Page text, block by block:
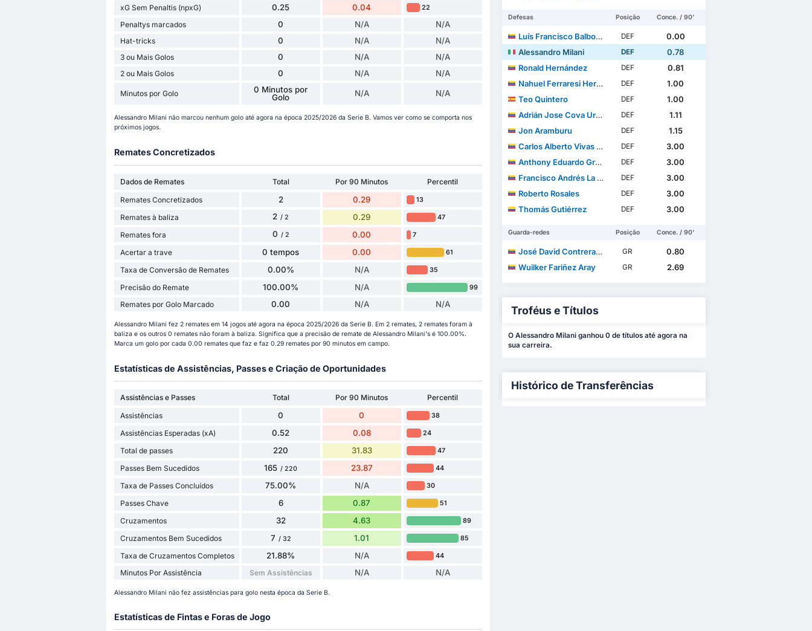
xG Sem Penaltis (npxG) 0.25 0.04 22
Penaltys marcados 0 N/A N/A
Hat-tricks 0 N/A N/A
3 ou Mais Golos 0 N/A N/A
2 ou Mais Golos 0 N/A N/A
Minutos por Golo
0 Minutos por
Golo
N/A N/A
Alessandro Milani não marcou nenhum golo até agora na época 2025/2026 da Serie B. Vamos ver como se comporta nos
próximos jogos.
Remates Concretizados
Dados de Remates Total Por 90 Minutos
Percentil
Remates Concretizados
2 0.29 13
Remates à baliza 2 / 2 0.29 47
Remates fora 0 / 2 0.00 7
Acertar a trave 0 tempos 0.00 61
Taxa de Conversão de Remates 0.00% N/A 35
Precisão do Remate 100.00% N/A 99
Remates por Golo Marcado 0.00 N/A N/A
Alessandro Milani fez 2 remates em 14 jogos até agora na época 2025/2026 da Serie B. Em 2 remates, 2 remates foram à
baliza e os outros 0 remates não foram à baliza. Significa que a precisão de remate de Alessandro Milani's é 100.00%.
Marca um golo por cada 0.00 remates que faz e faz 0.29 remates por 90 minutos em campo.
Estatísticas de Assistências, Passes e Criação de Oportunidades
Assistências e Passes Total Por 90 Minutos
Percentil
Assistências
0 0 38
Assistências Esperadas (xA) 0.52 0.08 24
Total de passes 220 31.83 47
Passes Bem Sucedidos 165 / 220 23.87 44
Taxa de Passes Concluídos 75.00% N/A 30
Passes Chave 6 0.87 51
Cruzamentos 32 4.63 89
Cruzamentos Bem Sucedidos 7 / 32 1.01 85
Taxa de Cruzamentos Completos 21.88% N/A 44
Minutos Por Assistência Sem Assistências N/A N/A
Alessandro Milani não fez assistências para golo nesta época da Serie B.
Estatísticas de Fintas e Foras de Jogo
Defesas Posição Conce. / 90'
Luís Francisco Balbo Vieira DEF
0.00
Alessandro Milani
DEF
0.78
Ronald Hernández
DEF
0.81
Nahuel Ferraresi Hernández
DEF
1.00
Teo Quintero
DEF
1.00
Adrián Jose Cova Urbina
DEF
1.11
Jon Aramburu
DEF
1.15
Carlos Alberto Vivas González
DEF
3.00
Anthony Eduardo Graterol Pérez
DEF
3.00
Francisco Andrés La Mantia Pipaón
DEF
3.00
Roberto Rosales
DEF
3.00
Thomás Gutiérrez
DEF 3.00
Guarda-redes Posição Conce. / 90'
José David Contreras Verna GR
0.80
Wuilker Fariñez Aray
GR 2.69
Troféus e Títulos
O Alessandro Milani ganhou 0 de títulos até agora na
sua carreira.
Histórico de Transferências